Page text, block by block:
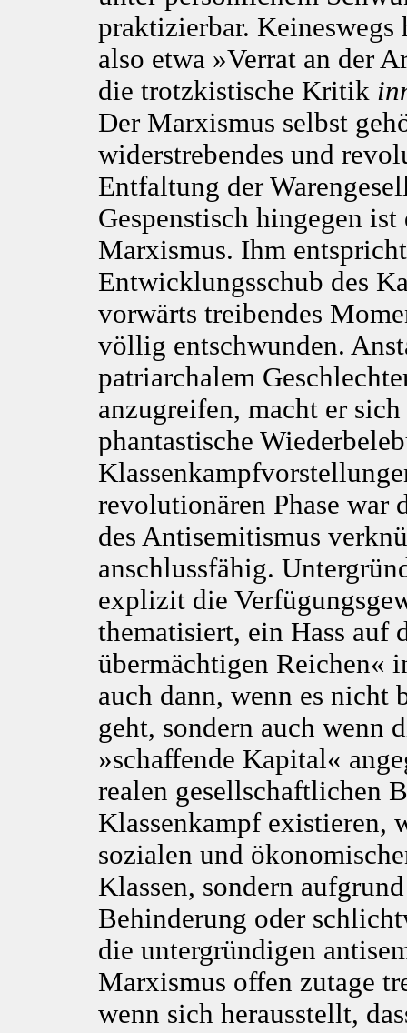
praktizierbar.
also etwa »Verrat an der
die trotzkistische Kritik
Der Marxismus selbst
widerstrebendes und
Entfaltung der
Gespenstisch hingegen
Marxismus. Ihm
Entwicklungsschub des
vorwärts treibendes
völlig entschwunden.
patriarchalem
anzugreifen, macht er
phantastische
revolutionären Phase
des Antisemitismus
anschlussfähig.
explizit die
thematisiert, ein Hass auf
übermächtigen Reichen«
auch dann, wenn es nicht
geht, sondern auch wenn
»schaffende Kapital«
realen gesellschaftlichen
Klassenkampf existieren,
sozialen und
Klassen, sondern
Behinderung oder
die untergründigen
Marxismus offen zutage
wenn sich herausstellt,